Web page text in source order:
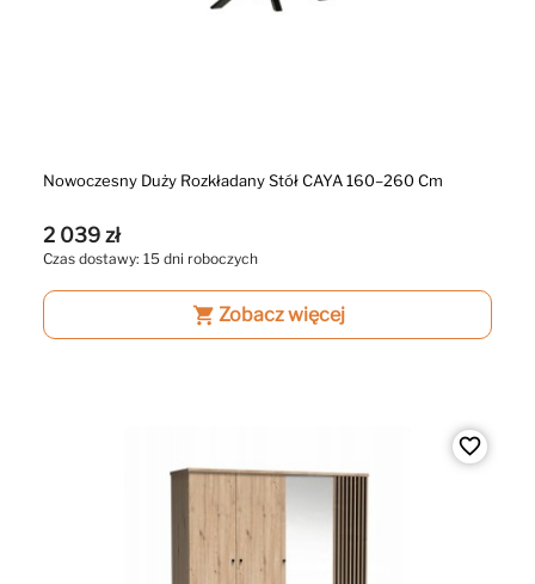
Nowoczesny Duży Rozkładany Stół CAYA 160–260 Cm
2 039 zł
Czas dostawy: 15 dni roboczych
shopping_cart Zobacz więcej
favorite_border